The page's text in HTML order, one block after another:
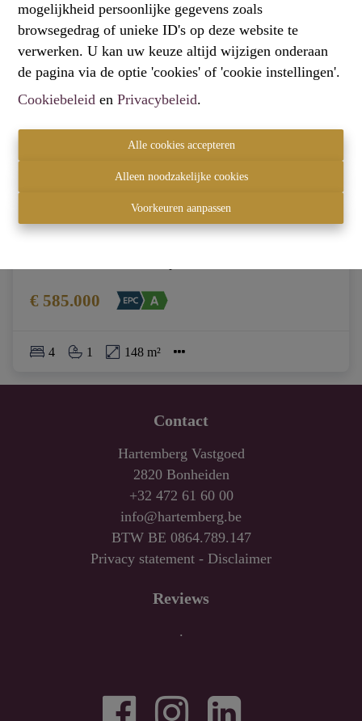
mogelijkheid persoonlijke gegevens zoals
browsegedrag of unieke ID's op deze website te
verwerken. U kan uw keuze altijd wijzigen onderaan
de pagina via de optie 'cookies' of 'cookie instellingen'.
Cookiebeleid enPrivacybeleid.
Alle cookies accepteren
Alleen noodzakelijke cookies
Voorkeuren aanpassen
BEN-woning in open bebouwing met 4 kamers,
carport en tuin
€ 585.000
4 1 148 m²
Contact
Hartemberg Vastgoed
2820 Bonheiden
+32 472 61 60 00
info@hartemberg.be
BTW BE 0864.789.147
Privacy statement - Disclaimer
Reviews
.